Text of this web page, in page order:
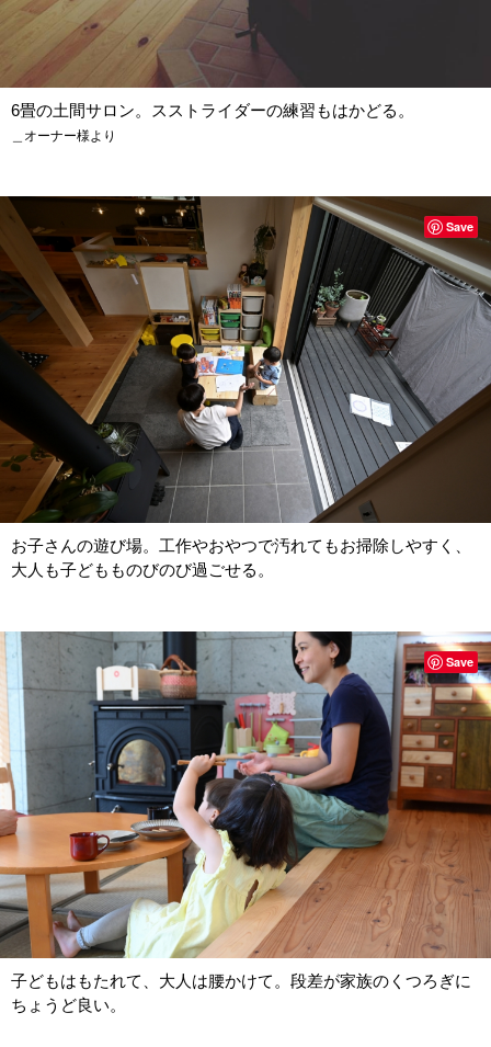
6畳の土間サロン。スストライダーの練習もはかどる。
＿オーナー様より
お子さんの遊び場。工作やおやつで汚れてもお掃除しやすく、
大人も子どもものびのび過ごせる。
Save
子どもはもたれて、大人は腰かけて。段差が家族のくつろぎに
ちょうど良い。
Save